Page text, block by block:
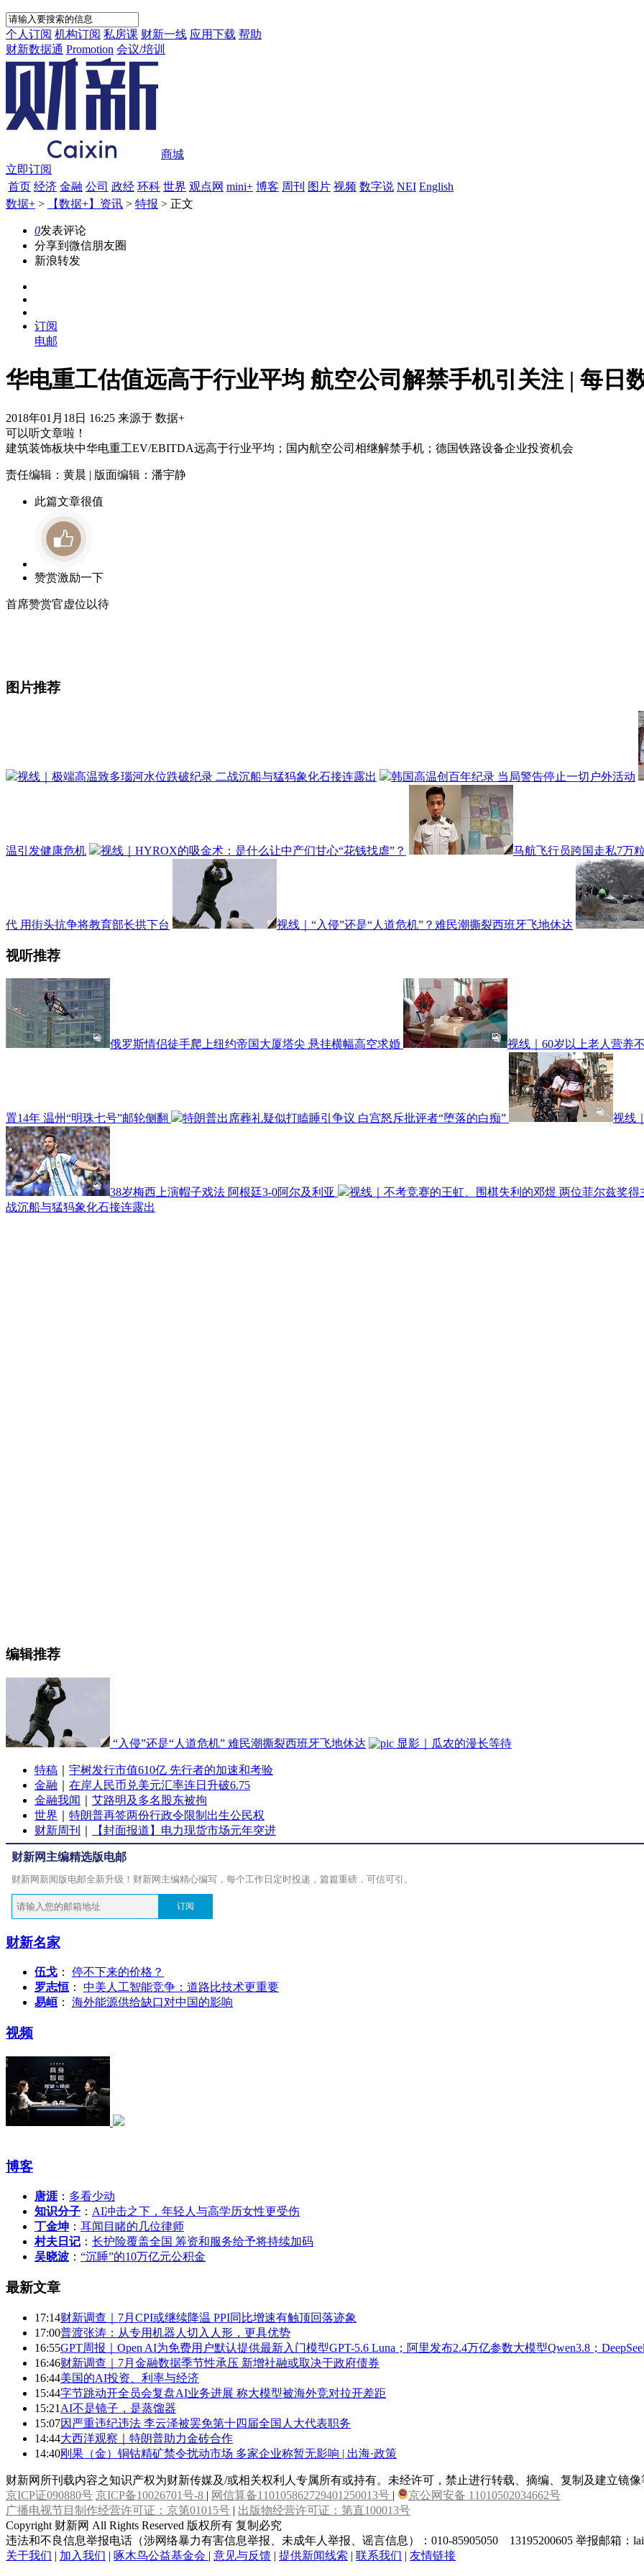
个人订阅 机构订阅 私房课 财新一线 应用下载 帮助
财新数据通 Promotion 会议/培训
商城
立即订阅
首页 经济 金融 公司 政经 环科 世界 观点网 mini+ 博客 周刊 图片 视频 数字说 NEI English
数据+ > 【数据+】资讯 > 特报 > 正文
0发表评论
分享到微信朋友圈
新浪转发
订阅
电邮
华电重工估值远高于行业平均 航空公司解禁手机引关注 | 每日
2018年01月18日 16:25 来源于 数据+
可以听文章啦！
建筑装饰板块中华电重工EV/EBITDA远高于行业平均；国内航空公司相继解禁手机；德国铁路设备企业投资机会
责任编辑：黄晨 | 版面编辑：潘宇静
此篇文章很值
赞赏激励一下
首席赞赏官虚位以待
图片推荐
视线｜极端高温致多瑙河水位跌破纪录 二战沉船与猛犸象化石接连露出 韩国高温创百年纪录 当局警告停止一切户外活动
温引发健康危机 视线｜HYROX的吸金术：是什么让中产们甘心“花钱找虐”？ 马航飞行员跨国走私7万
代 用街头抗争将教育部长拱下台 视线｜“入侵”还是“人道危机”？难民潮撕裂西班牙飞地休达
视听推荐
俄罗斯情侣徒手爬上纽约帝国大厦塔尖 悬挂横幅高空求婚 视线｜60岁以上老人营养
置14年 温州“明珠七号”邮轮侧翻 特朗普出席葬礼疑似打瞌睡引争议 白宫怒斥批评者“堕落的白痴” 视线
38岁梅西上演帽子戏法 阿根廷3-0阿尔及利亚
视线｜不考竞赛的王虹、围棋失利的邓煜 两位菲尔兹奖得
战沉船与猛犸象化石接连露出
编辑推荐
“入侵”还是“人道危机” 难民潮撕裂西班牙飞地休达 显影｜瓜农的漫长等待
特稿
宇树发行市值610亿 先行者的加速和考验
金融
在岸人民币兑美元汇率连日升破6.75
金融我闻
艾路明及多名股东被拘
世界
特朗普再签两份行政令限制出生公民权
财新周刊
【封面报道】电力现货市场元年突进
财新网主编精选版电邮
财新网新闻版电邮全新升级！财新网主编精心编写，每个工作日定时投递，篇篇重磅，可信可引。
订阅
财新名家
伍戈 ： 停不下来的价格？
罗志恒 ： 中美人工智能竞争：道路比技术更重要
易峘 ： 海外能源供给缺口对中国的影响
视频
博客
唐涯 ： 多看少动
知识分子 ： AI冲击之下，年轻人与高学历女性更受伤
丁金坤 ： 耳闻目睹的几位律师
村夫日记 ： 长护险覆盖全国 筹资和服务给予将持续加码
吴晓波 ： “沉睡”的10万亿元公积金
最新文章
17:14财新调查｜7月CPI或继续降温 PPI同比增速有触顶回落迹象
17:00普渡张涛：从专用机器人切入人形，更具优势
16:55GPT周报｜Open AI为免费用户默认提供最新入门模型GPT-5.6 Luna；阿里发布2.4万亿参数大模型Qwen3.8；
16:46财新调查｜7月金融数据季节性承压 新增社融或取决于政府债券
16:44美国的AI投资、利率与经济
15:44字节跳动开全员会复盘AI业务进展 称大模型被海外竞对拉开差距
15:21 AI不是镜子，是蒸馏器
15:07因严重违纪违法 李云泽被罢免第十四届全国人大代表职务
14:44大西洋观察｜特朗普助力金砖合作
14:40刚果（金）铜钴精矿禁令扰动市场 多家企业称暂无影响 | 出海·政策
财新网所刊载内容之知识产权为财新传媒及/或相关权利人专属所有或持有。未经许可，禁止进行转载、摘编、复制及建立镜
京ICP证090880号 京ICP备10026701号-8 | 网信算备110105862729401250013号 |
京公网安备 11010502034662号
广播电视节目制作经营许可证：京第01015号 | 出版物经营许可证：第直100013号
Copyright 财新网 All Rights Reserved 版权所有 复制必究
违法和不良信息举报电话（涉网络暴力有害信息举报、未成年人举报、谣言信息）：010-85905050 13195200605 举报邮箱：
关于我们 | 加入我们 | 啄木鸟公益基金会 | 意见与反馈 | 提供新闻线索 | 联系我们 | 友情链接